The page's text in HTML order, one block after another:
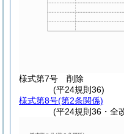
様式第7号 削除
(平24規則36)
様式第8号(第2条関係)
(平24規則36・全